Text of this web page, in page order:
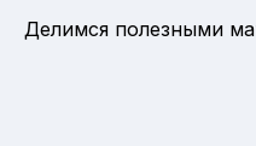
Делимся полезными